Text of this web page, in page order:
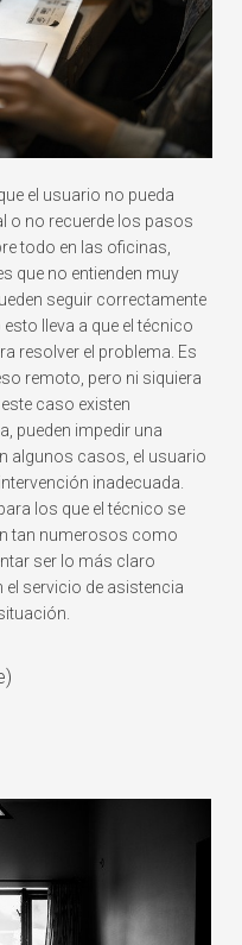
el usuario no pueda
o no recuerde los pasos
todo en las oficinas,
que no entienden muy
seguir correctamente
lleva a que el técnico
resolver el problema. Es
remoto, pero ni siquiera
caso existen
pueden impedir una
algunos casos, el usuario
inadecuada.
los que el técnico se
tan numerosos como
ser lo más claro
servicio de asistencia